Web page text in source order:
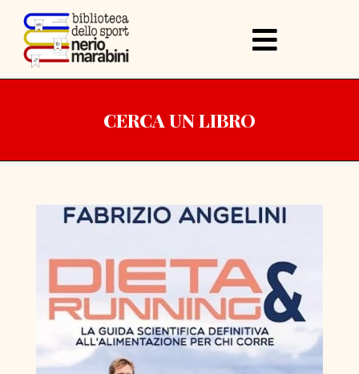
CERCA UN LIBRO